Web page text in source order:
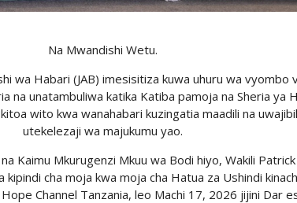
Na Mwandishi Wetu.
wa Habari (JAB) imesisitiza kuwa uhuru wa vyombo
na unatambuliwa katika Katiba pamoja na Sheria ya
wito kwa wanahabari kuzingatia maadili na
utekelezaji wa majukumu yao.
Kaimu Mkurugenzi Mkuu wa Bodi hiyo, Wakili
kipindi cha moja kwa moja cha Hatua za Ushindi
Channel Tanzania, leo Machi 17, 2026 jijini Dar